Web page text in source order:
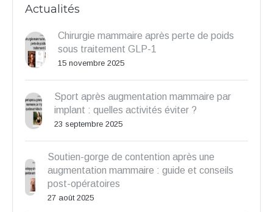
Actualités
Chirurgie mammaire après perte de poids
sous traitement GLP-1
15 novembre 2025
Sport après augmentation mammaire par
implant : quelles activités éviter ?
23 septembre 2025
Soutien-gorge de contention après une
augmentation mammaire : guide et conseils
post-opératoires
27 août 2025